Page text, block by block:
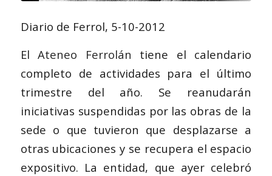
Diario de Ferrol, 5-10-2012
ElAteneo Ferrolán tiene el calendario
completo de actividades para el último
trimestre del año. Se reanudarán
iniciativas suspendidas por las obras de la
sede o que tuvieron que desplazarse a
otras ubicaciones y se recupera el espacio
expositivo. La entidad, que ayer celebró